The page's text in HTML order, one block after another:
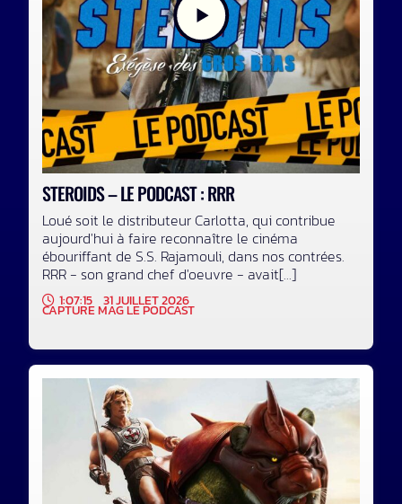
STEROIDS – LE PODCAST : RRR
Loué soit le distributeur Carlotta, qui contribue
aujourd'hui à faire reconnaître le cinéma
ébouriffant de S.S. Rajamouli, dans nos contrées.
RRR - son grand chef d'oeuvre - avait[...]
1:07:15 31 JUILLET 2026
CAPTURE MAG LE PODCAST